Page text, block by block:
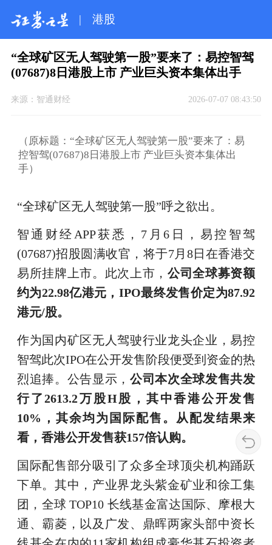
| 港股
“全球矿区无人驾驶第一股”要来了：易控智驾
(07687)8日港股上市 产业巨头资本集体出手
来源： 智通财经 2026-07-07 08:43:50
（原标题：“全球矿区无人驾驶第一股”要来了：易
控智驾(07687)8日港股上市 产业巨头资本集体出
手）
“全球矿区无人驾驶第一股”呼之欲出。
智通财经APP获悉，7月6日，易控智驾
(07687)招股圆满收官，将于7月8日在香港交
易所挂牌上市。此次上市，公司全球募资额
约为22.98亿港元，IPO最终发售价定为87.92
港元/股。
作为国内矿区无人驾驶行业龙头企业，易控
智驾此次IPO在公开发售阶段便受到资金的热
烈追捧。公告显示， 公司本次全球发售共发
行了2613.2万股H股，其中香港公开发售
10%，其余均为国际配售。从配发结果来
看，香港公开发售获157倍认购。
国际配售部分吸引了众多全球顶尖机构踊跃
下单。其中，产业界龙头紫金矿业和徐工集
团，全球 TOP10 长线基金富达国际、摩根大
通、霸菱，以及广发、鼎晖两家头部中资长